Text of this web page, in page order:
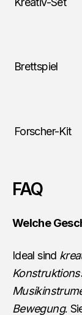
Brettspiel
Forscher-Kit
FAQ
Welche
Ideal sind
Bewegung.